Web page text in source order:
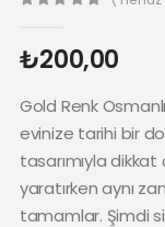
₺200,00
Gold Renk
evinize tarihi bir
tasarımıyla
yaratırken aynı
tamamlar. Şimdi